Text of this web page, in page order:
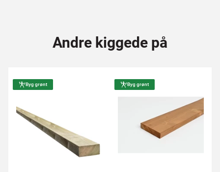
Andre kiggede på
Byg grønt Byg grønt